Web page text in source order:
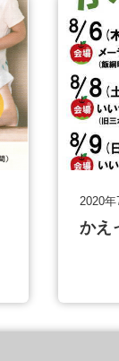
2020年
かえ